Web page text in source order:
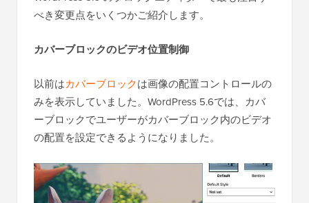
べき変更点をいくつかご紹介します。
カバーブロックのビデオ位置制御
以前はカバーブロックは画像の配置コントロールの
みを表示していました。WordPress 5.6では、カバ
ーブロックでユーザーがカバーブロック内のビデオ
の配置を設定できるようになりました。